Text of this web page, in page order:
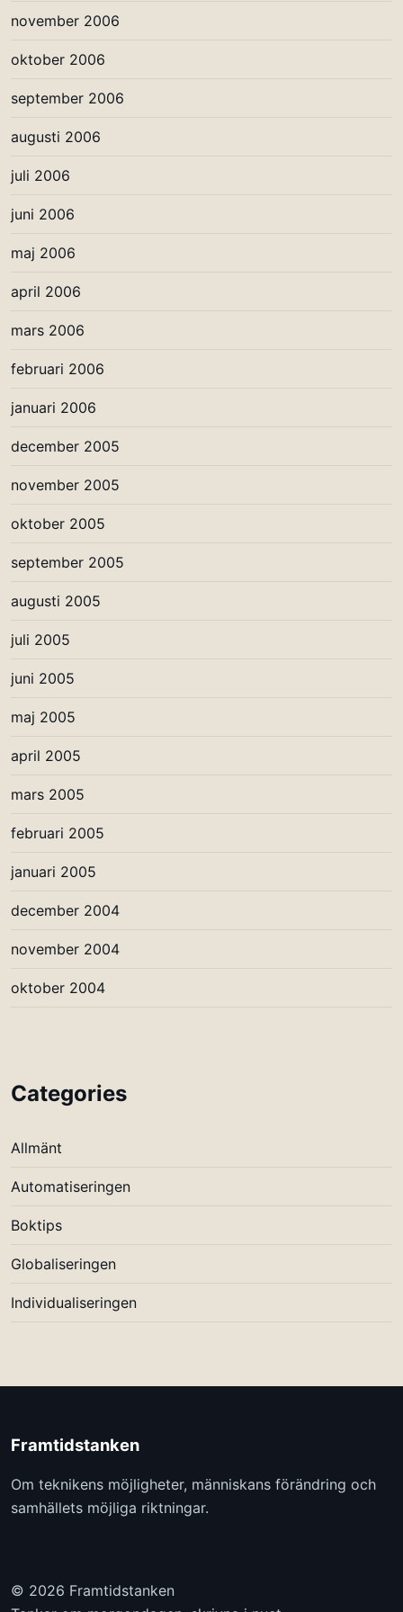
november 2006
oktober 2006
september 2006
augusti 2006
juli 2006
juni 2006
maj 2006
april 2006
mars 2006
februari 2006
januari 2006
december 2005
november 2005
oktober 2005
september 2005
augusti 2005
juli 2005
juni 2005
maj 2005
april 2005
mars 2005
februari 2005
januari 2005
december 2004
november 2004
oktober 2004
Categories
Allmänt
Automatiseringen
Boktips
Globaliseringen
Individualiseringen
Framtidstanken
Om teknikens möjligheter, människans förändring och
samhällets möjliga riktningar.
© 2026 Framtidstanken